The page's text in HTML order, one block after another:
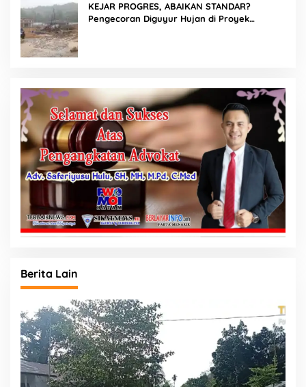
KEJAR PROGRES, ABAIKAN STANDAR?
Pengecoran Diguyur Hujan di Proyek
Berita Lain